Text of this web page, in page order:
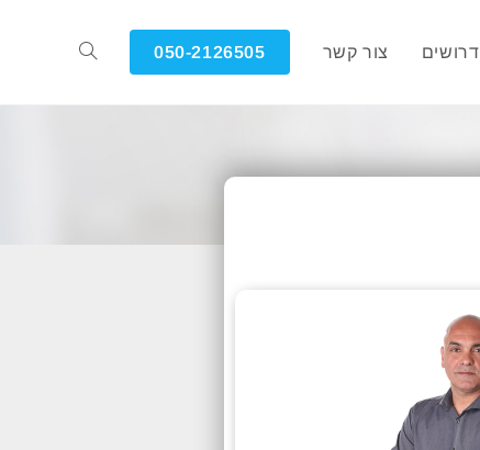
דרושים צור קשר 050-2126505